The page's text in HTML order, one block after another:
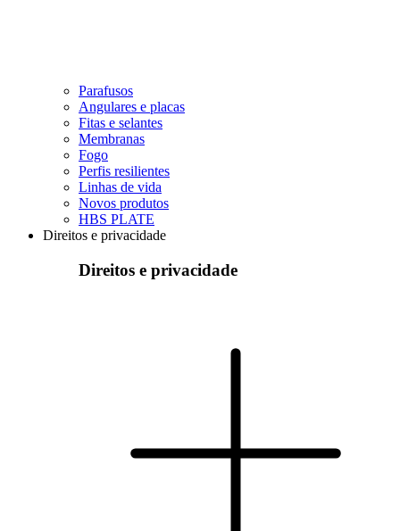
Parafusos
Angulares e placas
Fitas e selantes
Membranas
Fogo
Perfis resilientes
Linhas de vida
Novos produtos
HBS PLATE
Direitos e privacidade
Direitos e privacidade